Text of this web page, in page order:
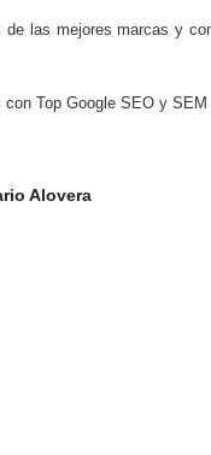
las mejores marcas y
Top Google SEO y SEM
Alovera